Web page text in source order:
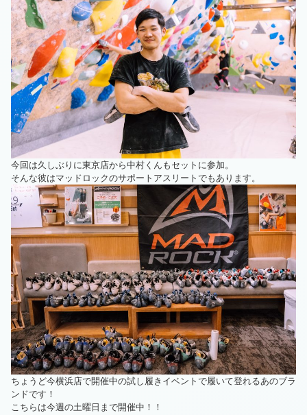
今回は久しぶりに東京店から中村くんもセットに参加。
そんな彼はマッドロックのサポートアスリートでもあります。
ちょうど今横浜店で開催中の試し履きイベントで履いて登れるあのブラ
ンドです！
こちらは今週の土曜日まで開催中！！